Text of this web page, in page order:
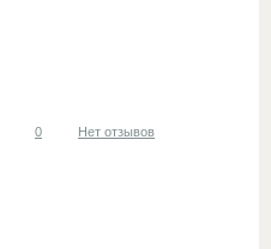
0 Нет отзывов